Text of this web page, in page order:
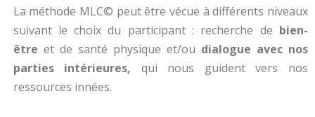
La méthode MLC© peut être vécue à différents niveaux
suivant le choix du participant : recherche de bien-
être et de santé physique et/ou dialogue avec nos
parties intérieures, qui nous guident vers nos
ressources innées.